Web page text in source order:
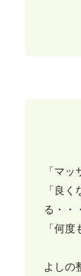
「マ
「良
る・・
「何
よしの